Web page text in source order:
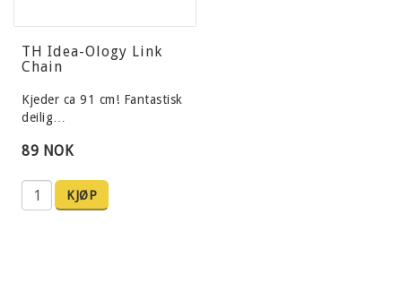
TH Idea-Ology Link
Chain
Kjeder ca 91 cm! Fantastisk
deilig…
89 NOK
KJØP